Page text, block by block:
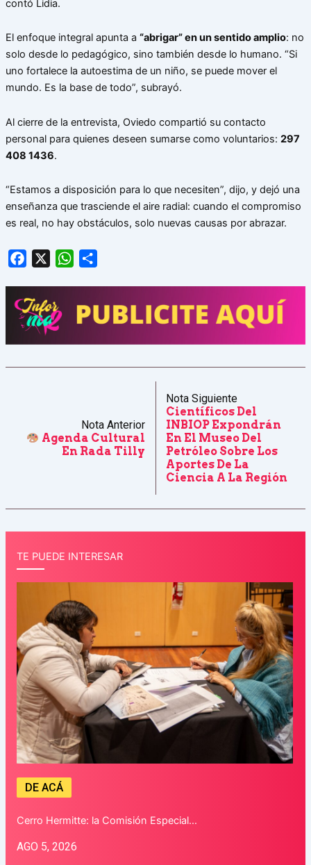
contó Lidia.
El enfoque integral apunta a “abrigar” en un sentido amplio: no
solo desde lo pedagógico, sino también desde lo humano. “Si
uno fortalece la autoestima de un niño, se puede mover el
mundo. Es la base de todo”, subrayó.
Al cierre de la entrevista, Oviedo compartió su contacto
personal para quienes deseen sumarse como voluntarios: 297
408 1436.
“Estamos a disposición para lo que necesiten”, dijo, y dejó una
enseñanza que trasciende el aire radial: cuando el compromiso
es real, no hay obstáculos, solo nuevas causas por abrazar.
Facebook WhatsApp
Nota Anterior
Agenda Cultural
En Rada Tilly
Nota Siguiente
Científicos Del
INBIOP Expondrán
En El Museo Del
Petróleo Sobre Los
Aportes De La
Ciencia A La Región
TE PUEDE INTERESAR
DE ACÁ
Cerro Hermitte: la Comisión Especial…
AGO 5, 2026